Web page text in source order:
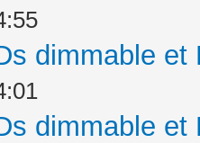
dimmable
dimmable